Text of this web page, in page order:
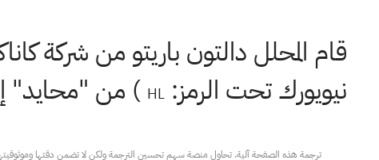
قام المحلل دالتون باريتو من شركة
نيويورك تحت الرمز: HL ) من "محايد"